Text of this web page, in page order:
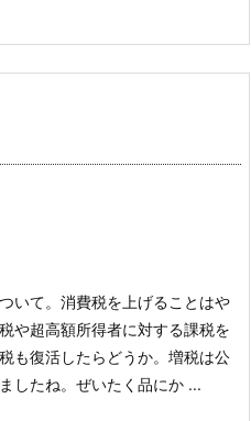
いて。消費税を上げることはや
や超高額所得者に対する課税を
も復活したらどうか。増税は公
したね。ぜいたく品にか ...